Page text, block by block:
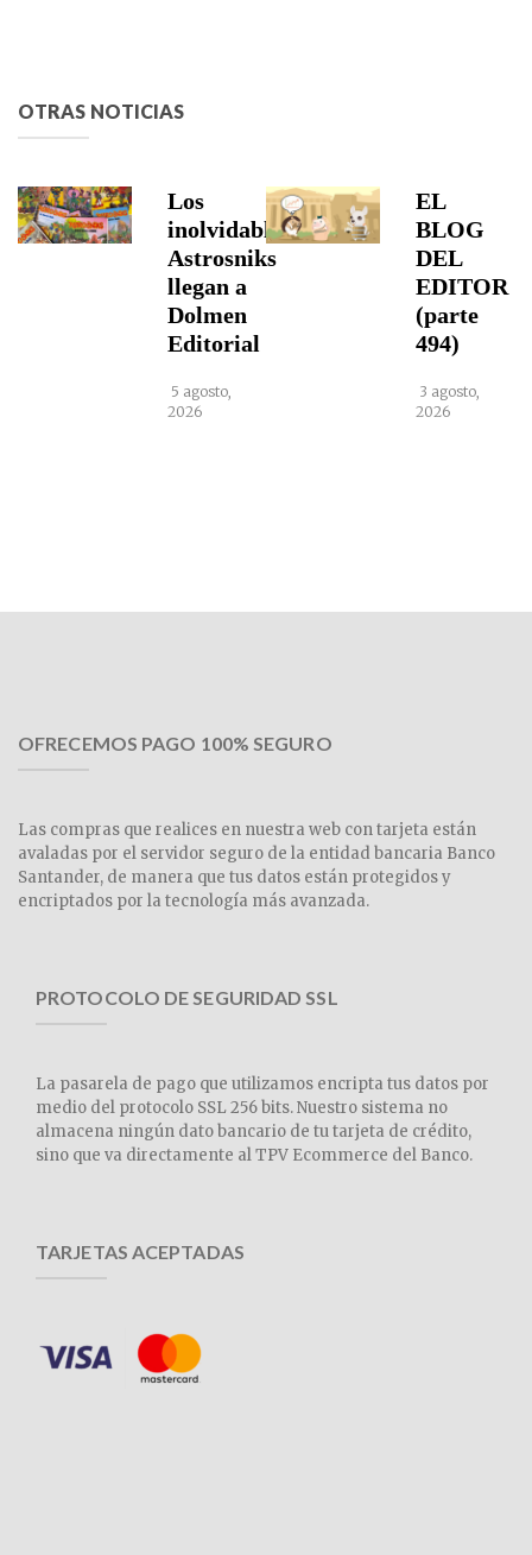
OTRAS NOTICIAS
Los
inolvidables
Astrosniks
llegan a
Dolmen
Editorial
5 agosto,
2026
EL
BLOG
DEL
EDITOR
(parte
494)
3 agosto,
2026
OFRECEMOS PAGO 100% SEGURO
Las compras que realices en nuestra web con tarjeta están
avaladas por el servidor seguro de la entidad bancaria Banco
Santander, de manera que tus datos están protegidos y
encriptados por la tecnología más avanzada.
PROTOCOLO DE SEGURIDAD SSL
La pasarela de pago que utilizamos encripta tus datos por
medio del protocolo SSL 256 bits. Nuestro sistema no
almacena ningún dato bancario de tu tarjeta de crédito,
sino que va directamente al TPV Ecommerce del Banco.
TARJETAS ACEPTADAS